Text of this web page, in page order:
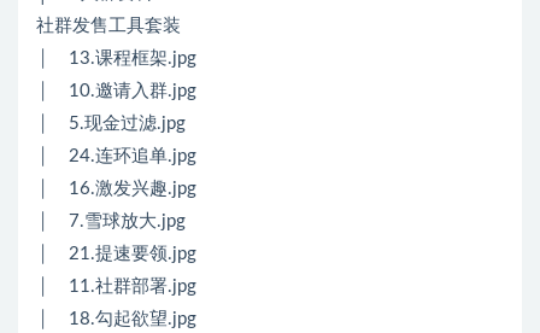
社群发售工具套装
│ 13.课程框架.jpg
│ 10.邀请入群.jpg
│ 5.现金过滤.jpg
│ 24.连环追单.jpg
│ 16.激发兴趣.jpg
│ 7.雪球放大.jpg
│ 21.提速要领.jpg
│ 11.社群部署.jpg
│ 18.勾起欲望.jpg